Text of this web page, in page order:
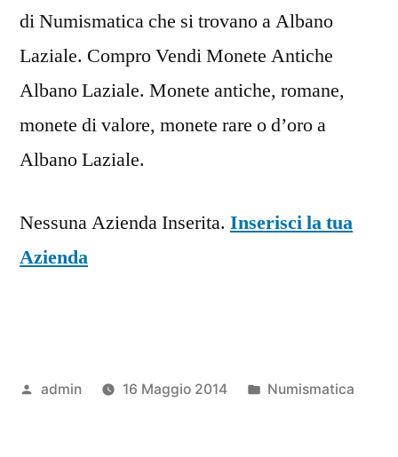
di Numismatica che si trovano a Albano
Laziale. Compro Vendi Monete Antiche
Albano Laziale. Monete antiche, romane,
monete di valore, monete rare o d’oro a
Albano Laziale.
Nessuna Azienda Inserita. Inserisci la tua
Azienda
Pubblicato
admin 16 Maggio 2014
Pubblicato
Numismatica